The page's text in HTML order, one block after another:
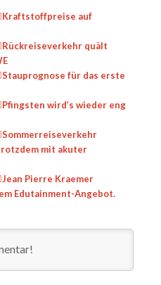
Kraftstoffpreise auf
Rückreiseverkehr quält
Stauprognose für das erste
Pfingsten wird’s wieder eng
Sommerreiseverkehr
mit akuter
Jean Pierre Kraemer
Edutainment-Angebot.